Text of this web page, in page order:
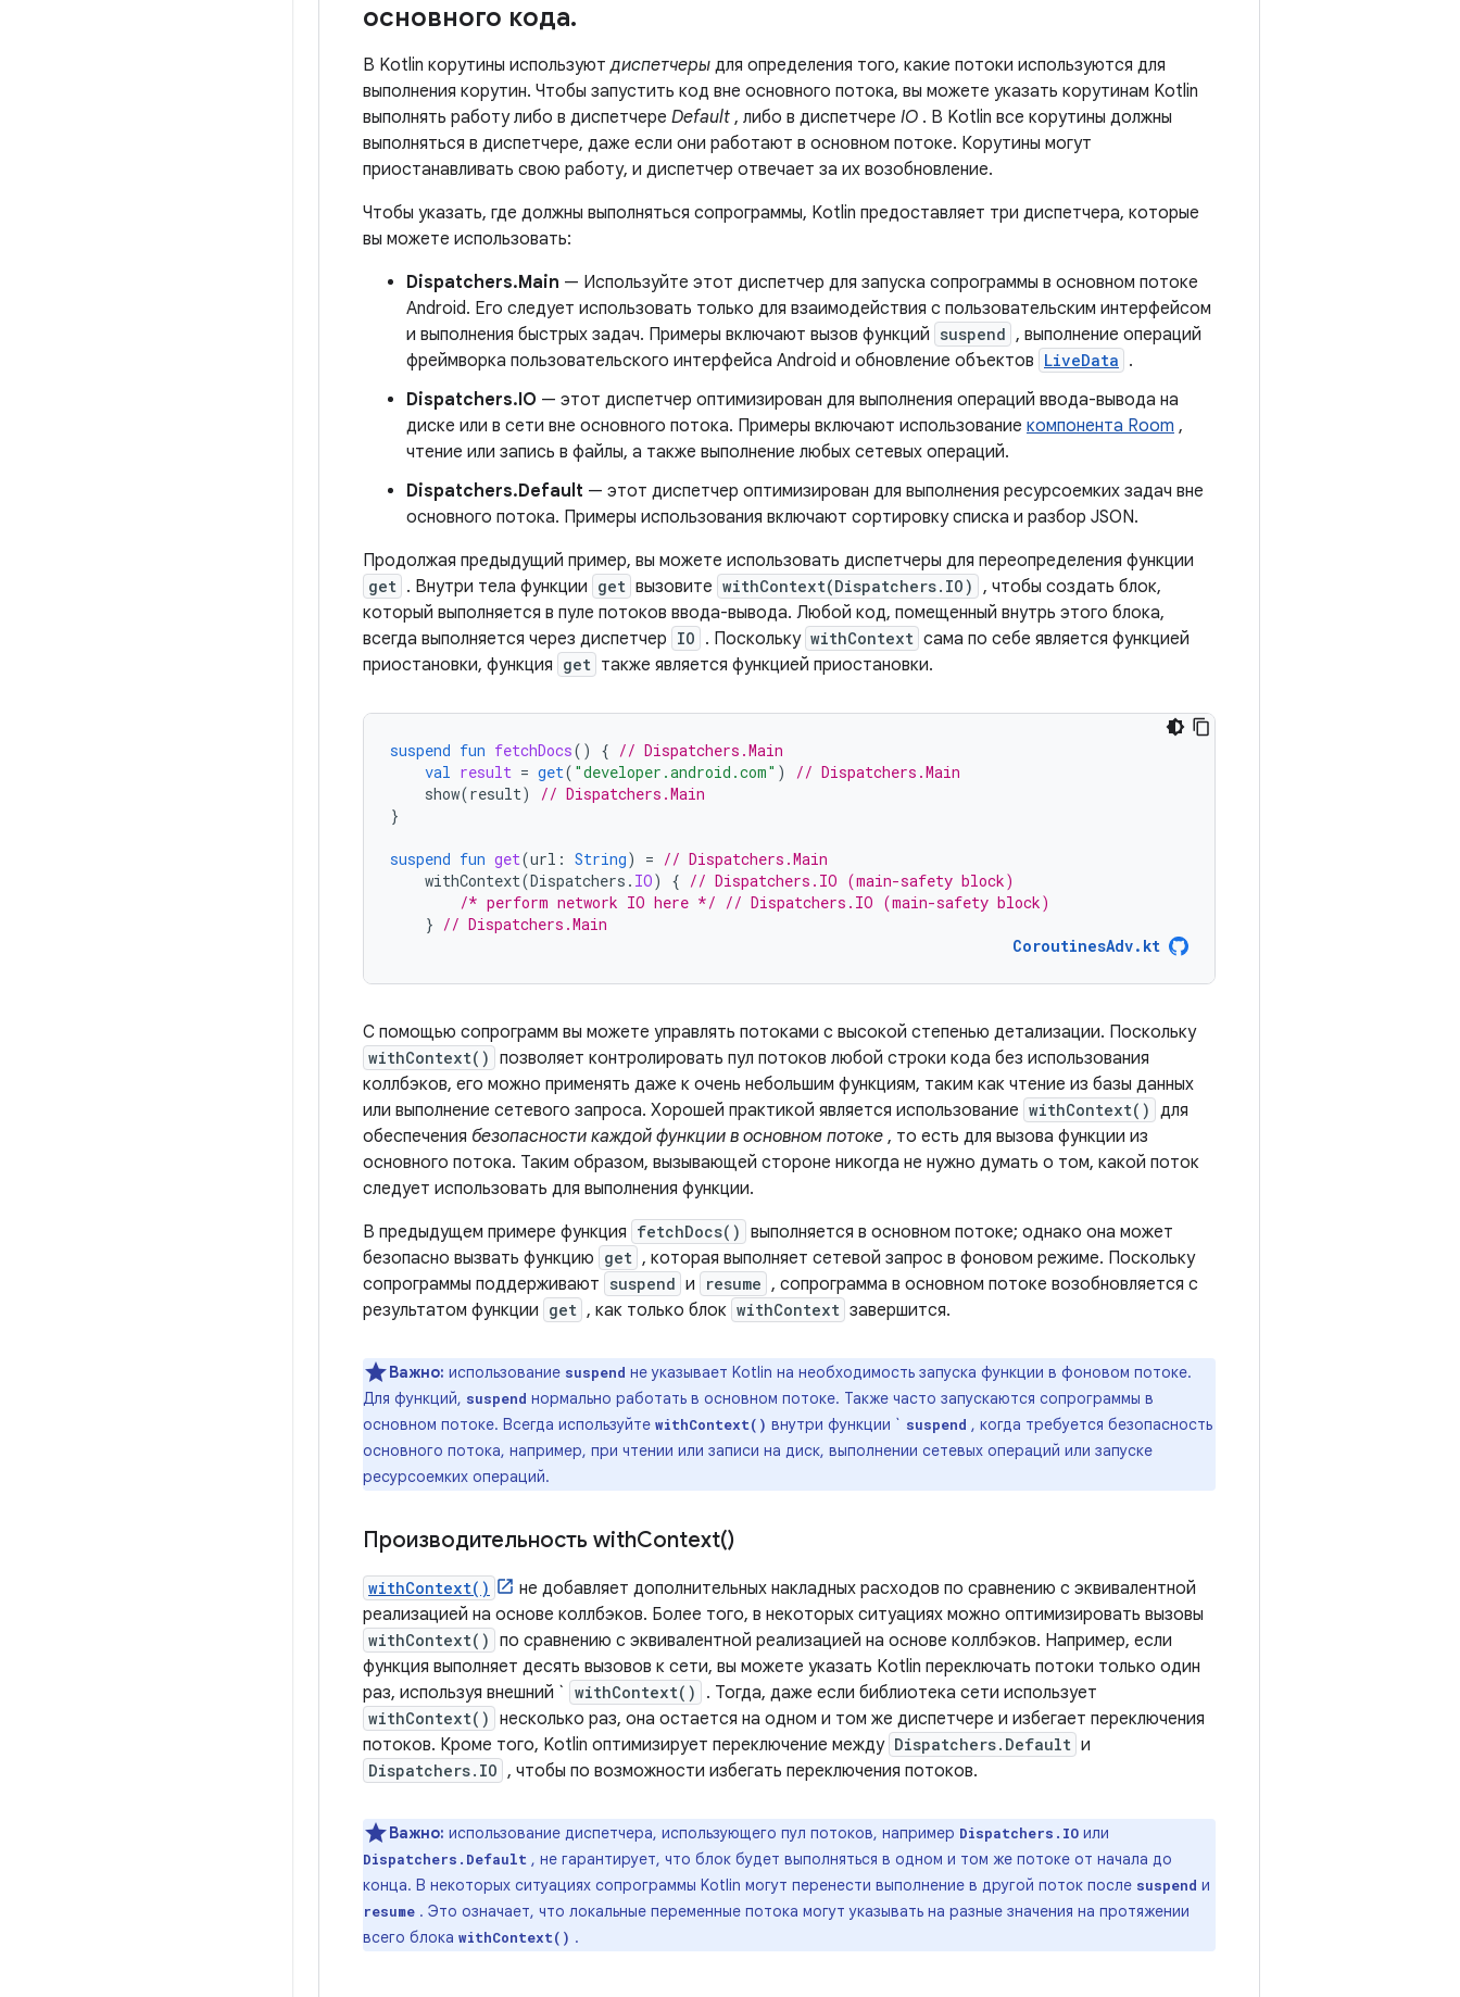
основного кода.
В Kotlin корутины используютдиспетчеры для определения того, какие потоки используются для
выполнения корутин. Чтобы запустить код вне основного потока, вы можете указать корутинам Kotlin
выполнять работу либо в диспетчере Default , либо в диспетчере IO . В Kotlin все корутины должны
выполняться в диспетчере, даже если они работают в основном потоке. Корутины могут
приостанавливать свою работу, и диспетчер отвечает за их возобновление.
Чтобы указать, где должны выполняться сопрограммы, Kotlin предоставляет три диспетчера, которые
вы можете использовать:
Dispatchers.Main — Используйте этот диспетчер для запуска сопрограммы в основном потоке
Android. Его следует использовать только для взаимодействия с пользовательским интерфейсом
и выполнения быстрых задач. Примеры включают вызов функций suspend , выполнение операций
фреймворка пользовательского интерфейса Android и обновление объектов LiveData .
Dispatchers.IO — этот диспетчер оптимизирован для выполнения операций ввода-вывода на
диске или в сети вне основного потока. Примеры включают использование компонента Room ,
чтение или запись в файлы, а также выполнение любых сетевых операций.
Dispatchers.Default — этот диспетчер оптимизирован для выполнения ресурсоемких задач вне
основного потока. Примеры использования включают сортировку списка и разбор JSON.
Продолжая предыдущий пример, вы можете использовать диспетчеры для переопределения функции
get . Внутри тела функции get вызовите withContext(Dispatchers.IO) , чтобы создать блок,
который выполняется в пуле потоков ввода-вывода. Любой код, помещенный внутрь этого блока,
всегда выполняется через диспетчер IO . Поскольку withContext сама по себе является функцией
приостановки, функция get также является функцией приостановки.
suspend fun fetchDocs() { // Dispatchers.Main
val result = get( "developer.android.com" )
// Dispatchers.Main
show(result)
// Dispatchers.Main
}
suspend fun get(url : String) = // Dispatchers.Main
withContext(Dispatchers . IO) { // Dispatchers.IO (main-safety block)
/* perform network IO here */ // Dispatchers.IO (main-safety block)
} // Dispatchers.Main
CoroutinesAdv.kt
С помощью сопрограмм вы можете управлять потоками с высокой степенью детализации. Поскольку
withContext() позволяет контролировать пул потоков любой строки кода без использования
коллбэков, его можно применять даже к очень небольшим функциям, таким как чтение из базы данных
или выполнение сетевого запроса. Хорошей практикой является использование withContext() для
обеспечения безопасности каждой функции в основном потоке , то есть для вызова функции из
основного потока. Таким образом, вызывающей стороне никогда не нужно думать о том, какой поток
следует использовать для выполнения функции.
В предыдущем примере функция fetchDocs() выполняется в основном потоке; однако она может
безопасно вызвать функцию get , которая выполняет сетевой запрос в фоновом режиме. Поскольку
сопрограммы поддерживают suspend и resume , сопрограмма в основном потоке возобновляется с
результатом функции get , как только блок withContext завершится.
Важно: использование suspend не указывает Kotlin на необходимость запуска функции в фоновом потоке.
Для функций, suspend нормально работать в основном потоке. Также часто запускаются сопрограммы в
основном потоке. Всегда используйте withContext() внутри функции ` suspend , когда требуется безопасность
основного потока, например, при чтении или записи на диск, выполнении сетевых операций или запуске
ресурсоемких операций.
Производительность withContext()
withContext()
не добавляет дополнительных накладных расходов по сравнению с эквивалентной
реализацией на основе коллбэков. Более того, в некоторых ситуациях можно оптимизировать вызовы
withContext() по сравнению с эквивалентной реализацией на основе коллбэков. Например, если
функция выполняет десять вызовов к сети, вы можете указать Kotlin переключать потоки только один
раз, используя внешний ` withContext() . Тогда, даже если библиотека сети использует
withContext() несколько раз, она остается на одном и том же диспетчере и избегает переключения
потоков. Кроме того, Kotlin оптимизирует переключение между Dispatchers.Default и
Dispatchers.IO , чтобы по возможности избегать переключения потоков.
Важно: использование диспетчера, использующего пул потоков, например Dispatchers.IO или
Dispatchers.Default , не гарантирует, что блок будет выполняться в одном и том же потоке от начала до
конца. В некоторых ситуациях сопрограммы Kotlin могут перенести выполнение в другой поток после suspend и
resume . Это означает, что локальные переменные потока могут указывать на разные значения на протяжении
всего блока withContext() .